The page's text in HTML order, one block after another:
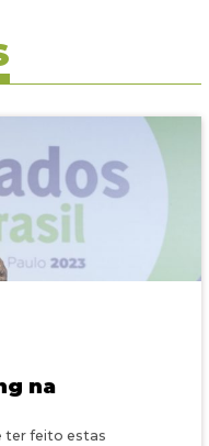
na
ter feito estas